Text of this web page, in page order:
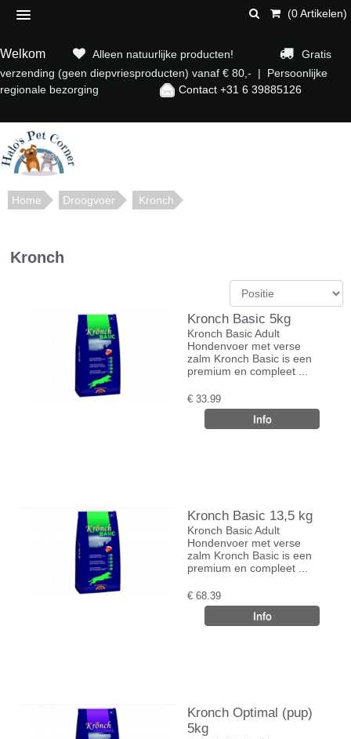
Welkom Alleen natuurlijke producten!
Gratis
verzending (geen diepvriesproducten) vanaf € 80,- | Persoonlijke
regionale bezorging
Contact +31 6 39885126
(0 Artikelen)
Home Droogvoer Kronch
Kronch
Kronch Basic 5kg
Kronch Basic Adult
Hondenvoer met verse
zalm Kronch Basic is een
premium en compleet ...
€ 33.99
Kronch Basic 13,5 kg
Kronch Basic Adult
Hondenvoer met verse
zalm Kronch Basic is een
premium en compleet ...
€ 68.39
Kronch Optimal (pup)
5kg